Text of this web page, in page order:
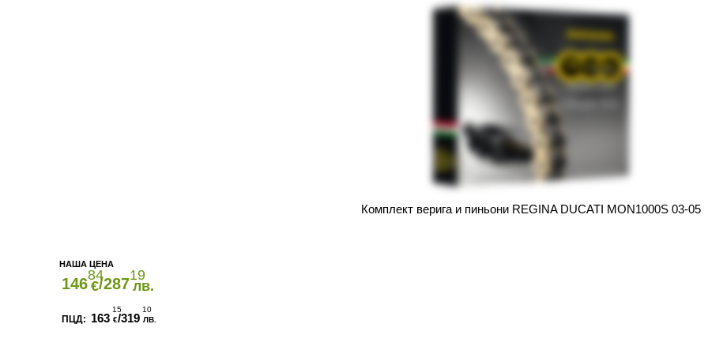
Комплект верига и пиньони REGINA DUCATI MON1000S 03-05
14684
€/28719
лв.
163
15
€/319
10
ЛВ.